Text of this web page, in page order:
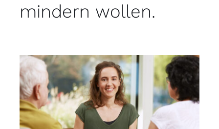
mindern wollen.